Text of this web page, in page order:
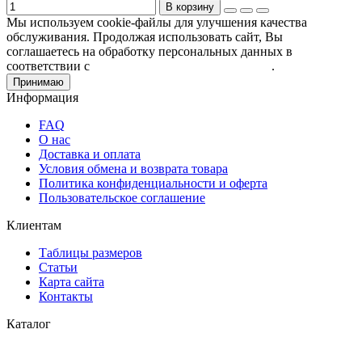
В корзину
Мы используем cookie-файлы для улучшения качества
обслуживания. Продолжая использовать сайт, Вы
соглашаетесь на обработку персональных данных в
соответствии с
.
Принимаю
Информация
FAQ
О нас
Доставка и оплата
Условия обмена и возврата товара
Политика конфиденциальности и оферта
Пользовательское соглашение
Клиентам
Таблицы размеров
Статьи
Карта сайта
Контакты
Каталог